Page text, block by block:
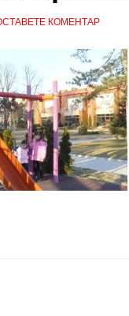
КОМЕНТАР